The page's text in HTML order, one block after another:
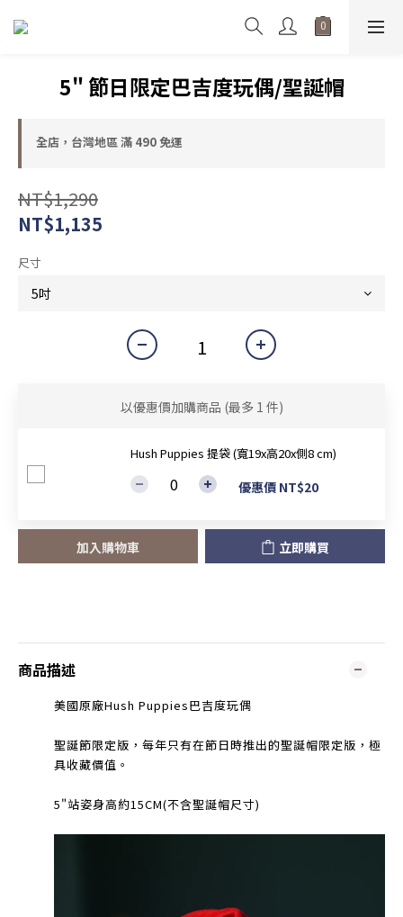
5" 節日限定巴吉度玩偶/聖誕帽
全店，台灣地區 滿 490 免運
NT$1,290
NT$1,135
尺寸
以優惠價加購商品 (最多 1 件)
Hush Puppies 提袋 (寬19x高20x側8 cm)
優惠價 NT$20
加入購物車 立即購買
商品描述
美國原廠Hush Puppies巴吉度玩偶
聖誕節限定版，每年只有在節日時推出的聖誕帽限定版，極
具收藏價值。
5"站姿身高約15CM(不含聖誕帽尺寸)